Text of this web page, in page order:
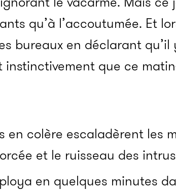
qu’à l’accoutumée. Et
bureaux en déclarant qu’il
que ce
colère escaladèrent les
et le ruisseau des
en quelques minutes